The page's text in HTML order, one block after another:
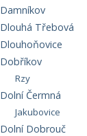
Damníkov
Dlouhá Třebová
Dlouhoňovice
Dobříkov
Rzy
Dolní Čermná
Jakubovice
Dolní Dobrouč